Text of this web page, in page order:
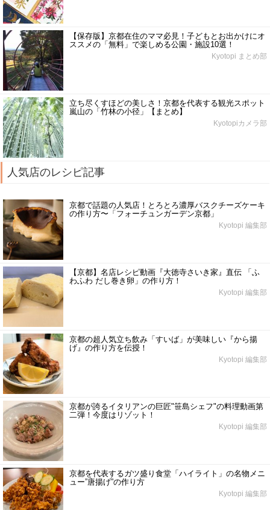
【保存版】京都在住のママ必見！子どもとお出かけにオ
ススメの「無料」で楽しめる公園・施設10選！
Kyotopi まとめ部
立ち尽くすほどの美しさ！京都を代表する観光スポット
嵐山の「竹林の小径」【まとめ】
Kyotopiカメラ部
人気店のレシピ記事
京都で話題の人気店！とろとろ濃厚バスクチーズケーキ
の作り方〜「フォーチュンガーデン京都」
Kyotopi 編集部
【京都】名店レシピ動画『大徳寺さいき家』直伝 「ふ
わふわ だし巻き卵」の作り方！
Kyotopi 編集部
京都の超人気立ち飲み「すいば」が美味しい『から揚
げ』の作り方を伝授！
Kyotopi 編集部
京都が誇るイタリアンの巨匠"笹島シェフ"の料理動画第
二弾！今度はリゾット！
Kyotopi 編集部
京都を代表するガツ盛り食堂「ハイライト」の名物メニ
ュー”唐揚げ”の作り方
Kyotopi 編集部